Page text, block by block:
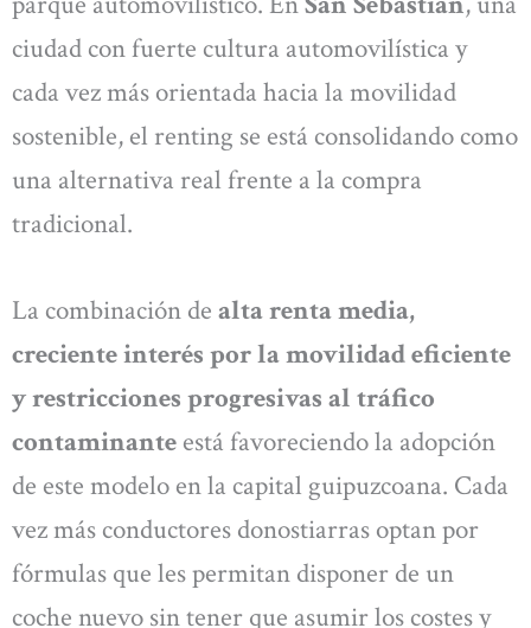
ciudad con fuerte cultura automovilística y
cada vez más orientada hacia la movilidad
sostenible, el renting se está consolidando como
una alternativa real frente a la compra
tradicional.
La combinación de alta renta media,
creciente interés por la movilidad eficiente
y restricciones progresivas al tráfico
contaminante está favoreciendo la adopción
de este modelo en la capital guipuzcoana. Cada
vez más conductores donostiarras optan por
fórmulas que les permitan disponer de un
coche nuevo sin tener que asumir los costes y